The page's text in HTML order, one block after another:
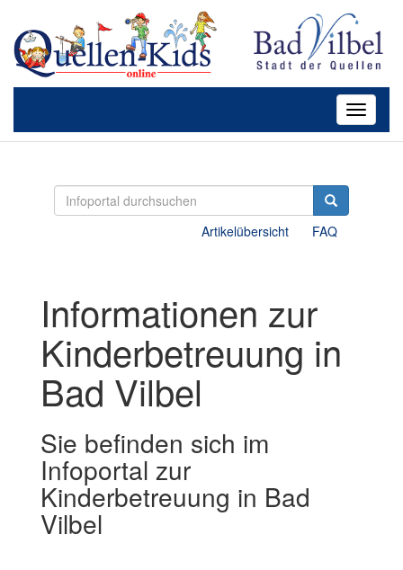
Toggle
FAQ
Artikelübersicht
Informationen zur
Kinderbetreuung in
Bad Vilbel
Sie befinden sich im
Infoportal zur
Kinderbetreuung in Bad
Vilbel